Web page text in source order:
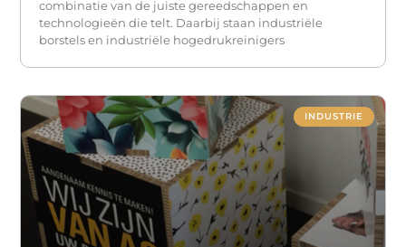
combinatie van de juiste gereedschappen en
technologieën die telt. Daarbij staan industriële
borstels en industriële hogedrukreinigers
INDUSTRIE